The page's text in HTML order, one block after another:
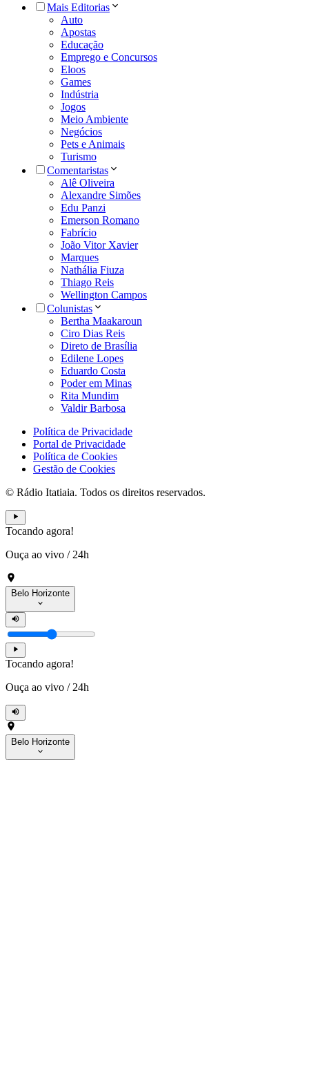
Mais Editorias
Auto
Apostas
Educação
Emprego e Concursos
Eloos
Games
Indústria
Jogos
Meio Ambiente
Negócios
Pets e Animais
Turismo
Comentaristas
Alê Oliveira
Alexandre Simões
Edu Panzi
Emerson Romano
Fabrício
João Vitor Xavier
Marques
Nathália Fiuza
Thiago Reis
Wellington Campos
Colunistas
Bertha Maakaroun
Ciro Dias Reis
Direto de Brasília
Edilene Lopes
Eduardo Costa
Poder em Minas
Rita Mundim
Valdir Barbosa
Política de Privacidade
Portal de Privacidade
Política de Cookies
Gestão de Cookies
© Rádio Itatiaia. Todos os direitos reservados.
Tocando agora!
Ouça ao vivo / 24h
Belo Horizonte
Tocando agora!
Ouça ao vivo / 24h
Belo Horizonte